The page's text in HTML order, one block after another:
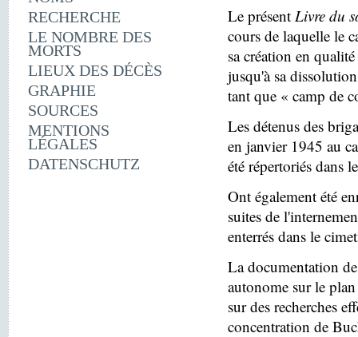
RECHERCHE
LE NOMBRE DES
MORTS
LIEUX DES DÉCÈS
GRAPHIE
SOURCES
MENTIONS
LÉGALES
DATENSCHUTZ
Le présentLivre du
cours de laquelle le
sa création en
jusqu'à sa
tant que « camp de
Les détenus des
en janvier 1945 au
été répertoriés dans
Ont également été
suites de
enterrés dans le
La documentation
autonome sur le
sur des recherches
concentration de